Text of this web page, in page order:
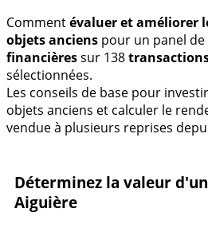
Commentévaluer et améliorer
objets anciens pour un panel de
financièressur 138
sélectionnées.
Les conseils de base pour
objets anciens et calculer le
vendue à plusieurs reprises
Déterminez la valeur
Aiguière